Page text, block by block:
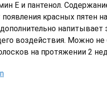
Е и пантенол.
красных пятен
напитывает
воздействия. Можно не
на протяжении 2